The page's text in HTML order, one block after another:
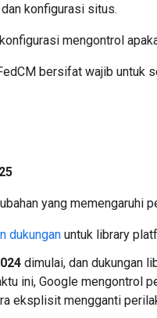
dan konfigurasi situs.
mengontrol
bersifat wajib untuk
yang memengaruhi
dukungan untuk library
dimulai, dan dukungan
ini, Google mengontrol
eksplisit mengganti